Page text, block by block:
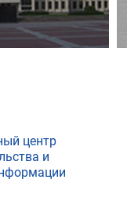
центр
и